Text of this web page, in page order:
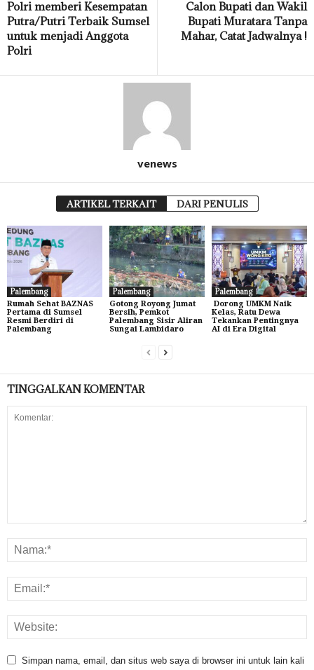
Polri memberi Kesempatan
Putra/Putri Terbaik Sumsel
untuk menjadi Anggota
Polri
Calon Bupati dan Wakil
Bupati Muratara Tanpa
Mahar, Catat Jadwalnya !
venews
ARTIKEL TERKAIT DARI PENULIS
Palembang
Rumah Sehat BAZNAS
Pertama di Sumsel
Resmi Berdiri di
Palembang
Palembang
Gotong Royong Jumat
Bersih, Pemkot
Palembang Sisir Aliran
Sungai Lambidaro
Palembang
Dorong UMKM Naik
Kelas, Ratu Dewa
Tekankan Pentingnya
AI di Era Digital
TINGGALKAN KOMENTAR
Simpan nama, email, dan situs web saya di browser ini untuk lain kali